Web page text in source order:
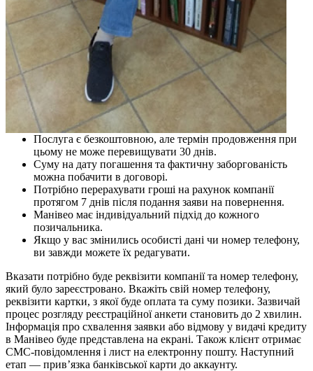
Послуга є безкоштовною, але термін продовження при
цьому не може перевищувати 30 днів.
Суму на дату погашення та фактичну заборгованість
можна побачити в договорі.
Потрібно перерахувати гроші на рахунок компанії
протягом 7 днів після подання заяви на повернення.
Манівео має індивідуальний підхід до кожного
позичальника.
Якщо у вас змінились особисті дані чи номер телефону,
ви завжди можете їх редагувати.
Вказати потрібно буде реквізити компанії та номер телефону,
який було зареєстровано. Вкажіть свій номер телефону,
реквізити картки, з якої буде оплата та суму позики. Зазвичай
процес розгляду реєстраційної анкети становить до 2 хвилин.
Інформація про схвалення заявки або відмову у видачі кредиту
в Манівео буде представлена ​​на екрані. Також клієнт отримає
СМС-повідомлення і лист на електронну пошту. Наступний
етап — прив’язка банківської карти до аккаунту.